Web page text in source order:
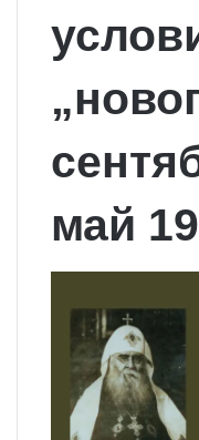
май